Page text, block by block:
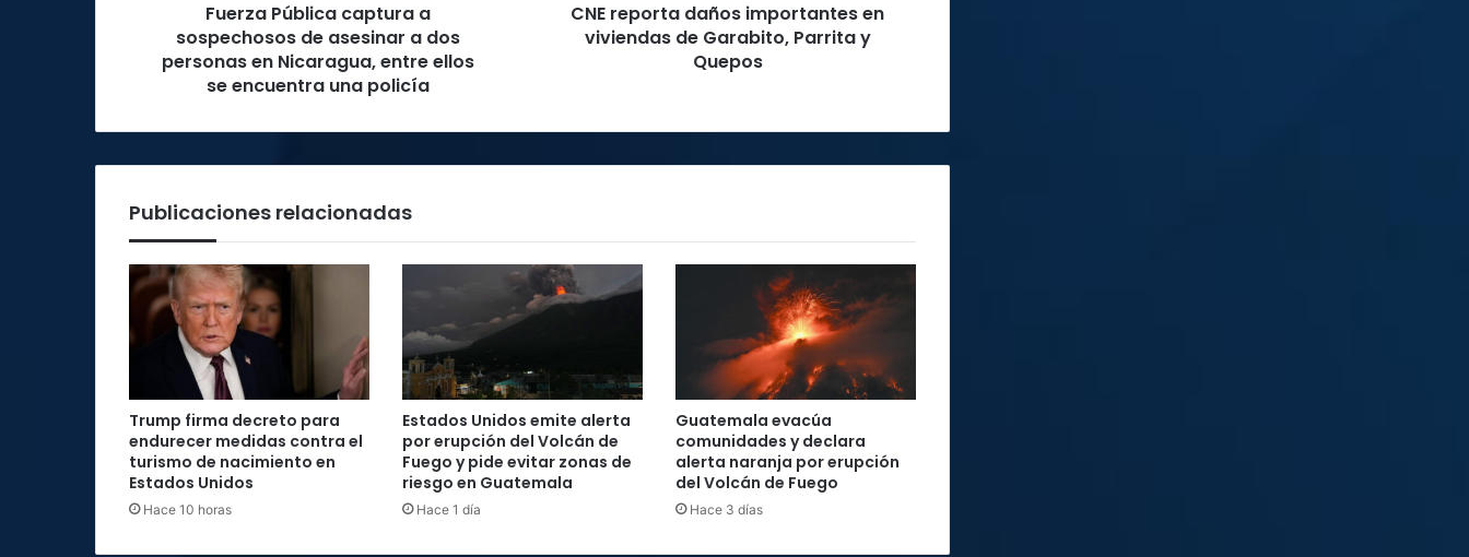
Nicaragua,
una
Fuerza Pública captura a
sospechosos de asesinar a dos
personas en Nicaragua, entre ellos
se encuentra una policía
Quepos
CNE reporta daños importantes en
viviendas de Garabito, Parrita y
Quepos
Publicaciones relacionadas
Trump firma decreto para
endurecer medidas contra el
turismo de nacimiento en
Estados Unidos
Hace 10 horas
Estados Unidos emite alerta
por erupción del Volcán de
Fuego y pide evitar zonas de
riesgo en Guatemala
Hace 1 día
Guatemala evacúa
comunidades y declara
alerta naranja por erupción
del Volcán de Fuego
Hace 3 días